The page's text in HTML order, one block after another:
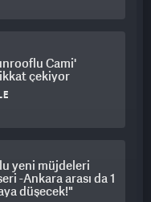
Cami'
çekiyor
yeni müjdeleri
-Ankara arası da 1
düşecek!"